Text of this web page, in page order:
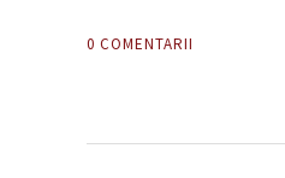
0 COMENTARII